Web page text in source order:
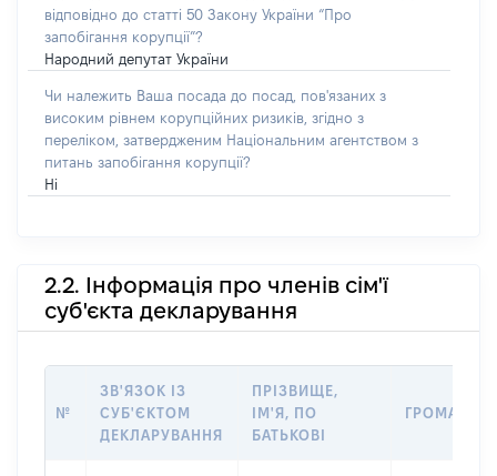
відповідно до статті 50 Закону України “Про
запобігання корупції”?
Народний депутат України
Чи належить Ваша посада до посад, пов'язаних з
високим рівнем корупційних ризиків, згідно з
переліком, затвердженим Національним агентством з
питань запобігання корупції?
Ні
2.2. Інформація про членів сім'ї
суб'єкта декларування
№
ЗВ'ЯЗОК ІЗ
СУБ'ЄКТОМ
ДЕКЛАРУВАННЯ
ПРІЗВИЩЕ,
ІМ'Я, ПО
БАТЬКОВІ